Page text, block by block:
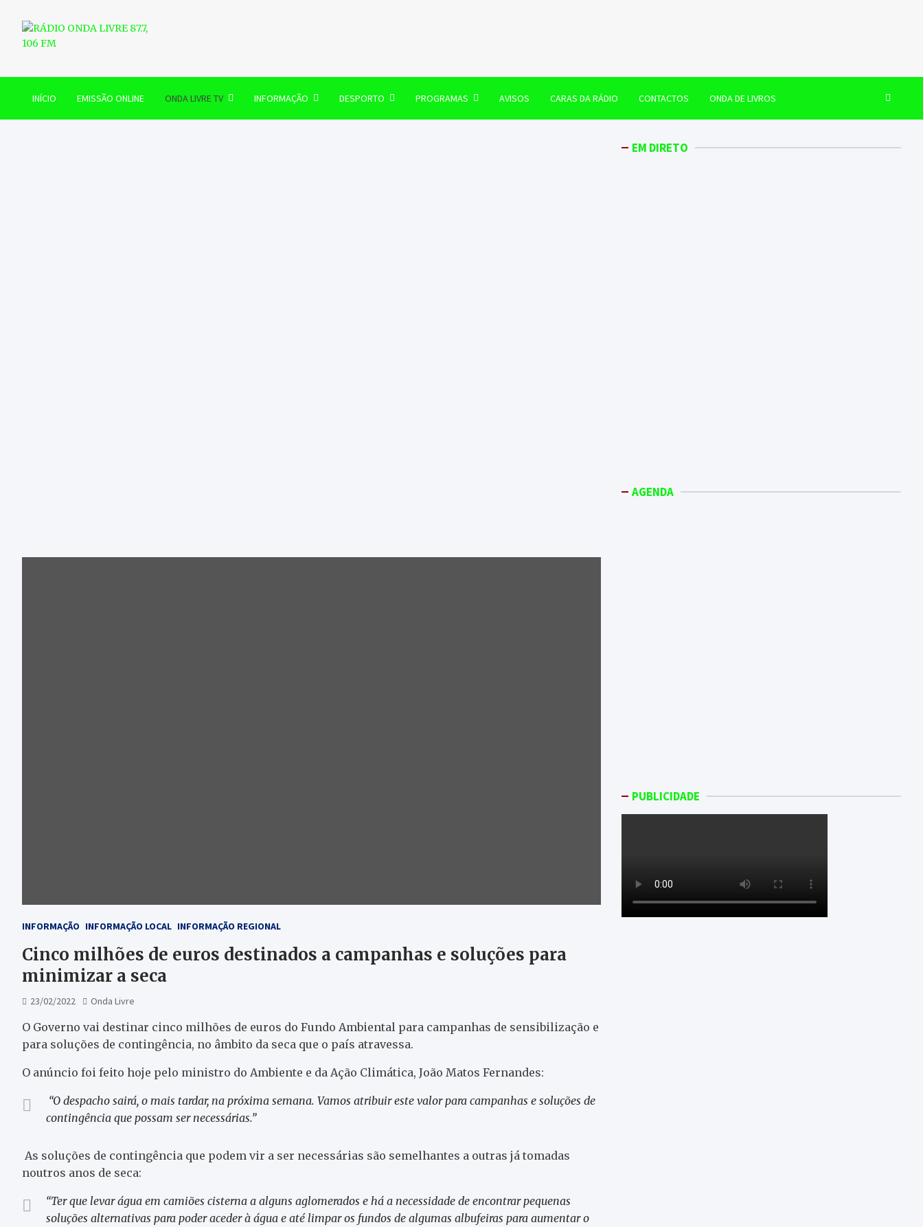
content
RÁDIO ONDA LIVRE 87.7, 106 FM
INÍCIO EMISSÃO ONLINE ONDA LIVRE TV INFORMAÇÃO DESPORTO PROGRAMAS AVISOS CARAS DA RÁDIO CONTACTOS ONDA DE LIVROS
INFORMAÇÃO INFORMAÇÃO LOCAL INFORMAÇÃO REGIONAL
Cinco milhões de euros destinados a campanhas e soluções para
minimizar a seca
23/02/2022 Onda Livre
O Governo vai destinar cinco milhões de euros do Fundo Ambiental para campanhas de sensibilização e
para soluções de contingência, no âmbito da seca que o país atravessa.
O anúncio foi feito hoje pelo ministro do Ambiente e da Ação Climática, João Matos Fernandes:
“O despacho sairá, o mais tardar, na próxima semana. Vamos atribuir este valor para campanhas e soluções de
contingência que possam ser necessárias.”
As soluções de contingência que podem vir a ser necessárias são semelhantes a outras já tomadas
noutros anos de seca:
“Ter que levar água em camiões cisterna a alguns aglomerados e há a necessidade de encontrar pequenas
soluções alternativas para poder aceder à água e até limpar os fundos de algumas albufeiras para aumentar o
EM DIRETO
AGENDA
PUBLICIDADE